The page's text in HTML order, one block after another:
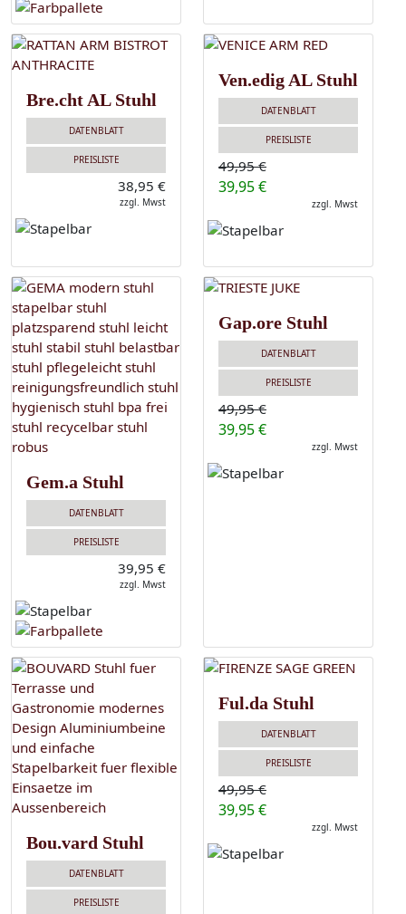
Bre.cht AL Stuhl
DATENBLATT
PREISLISTE
38,95 €
zzgl. Mwst
Ven.edig AL Stuhl
DATENBLATT
PREISLISTE
49,95 €
39,95 €
zzgl. Mwst
Gem.a Stuhl
DATENBLATT
PREISLISTE
39,95 €
zzgl. Mwst
Gap.ore Stuhl
DATENBLATT
PREISLISTE
49,95 €
39,95 €
zzgl. Mwst
Bou.vard Stuhl
DATENBLATT
PREISLISTE
Ful.da Stuhl
DATENBLATT
PREISLISTE
49,95 €
39,95 €
zzgl. Mwst